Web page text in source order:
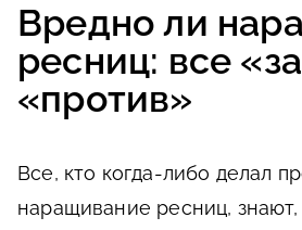
Вредно ли
ресниц: все
«против»
Все, кто когда-либо делал
наращивание ресниц,